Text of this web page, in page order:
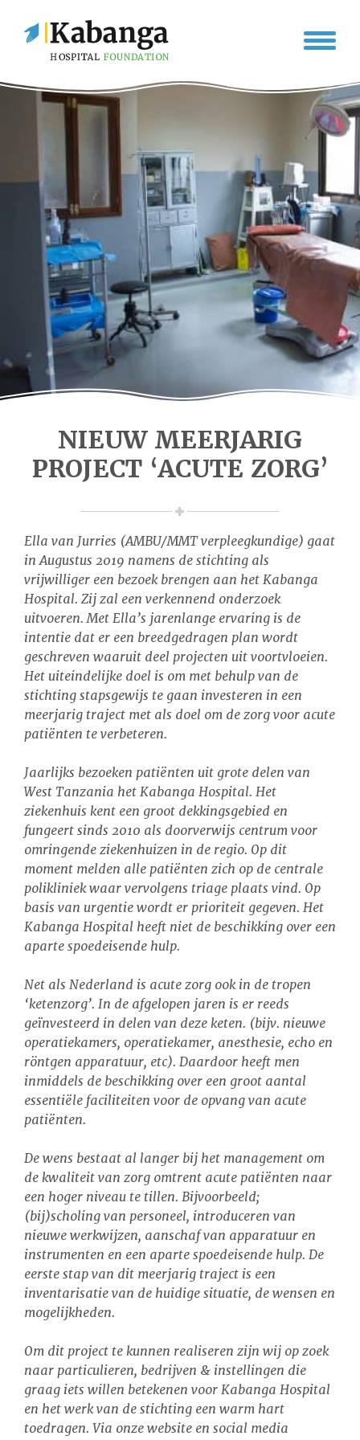
NIEUW MEERJARIG
PROJECT ‘ACUTE ZORG’
Ella van Jurries (AMBU/MMT verpleegkundige) gaat
in Augustus 2019 namens de stichting als
vrijwilliger een bezoek brengen aan het Kabanga
Hospital. Zij zal een verkennend onderzoek
uitvoeren. Met Ella’s jarenlange ervaring is de
intentie dat er een breedgedragen plan wordt
geschreven waaruit deel projecten uit voortvloeien.
Het uiteindelijke doel is om met behulp van de
stichting stapsgewijs te gaan investeren in een
meerjarig traject met als doel om de zorg voor acute
patiënten te verbeteren.
Jaarlijks bezoeken patiënten uit grote delen van
West Tanzania het Kabanga Hospital. Het
ziekenhuis kent een groot dekkingsgebied en
fungeert sinds 2010 als doorverwijs centrum voor
omringende ziekenhuizen in de regio. Op dit
moment melden alle patiënten zich op de centrale
polikliniek waar vervolgens triage plaats vind. Op
basis van urgentie wordt er prioriteit gegeven. Het
Kabanga Hospital heeft niet de beschikking over een
aparte spoedeisende hulp.
Net als Nederland is acute zorg ook in de tropen
‘ketenzorg’. In de afgelopen jaren is er reeds
geïnvesteerd in delen van deze keten. (bijv. nieuwe
operatiekamers, operatiekamer, anesthesie, echo en
röntgen apparatuur, etc). Daardoor heeft men
inmiddels de beschikking over een groot aantal
essentiële faciliteiten voor de opvang van acute
patiënten.
De wens bestaat al langer bij het management om
de kwaliteit van zorg omtrent acute patiënten naar
een hoger niveau te tillen. Bijvoorbeeld;
(bij)scholing van personeel, introduceren van
nieuwe werkwijzen, aanschaf van apparatuur en
instrumenten en een aparte spoedeisende hulp. De
eerste stap van dit meerjarig traject is een
inventarisatie van de huidige situatie, de wensen en
mogelijkheden.
Om dit project te kunnen realiseren zijn wij op zoek
naar particulieren, bedrijven & instellingen die
graag iets willen betekenen voor Kabanga Hospital
en het werk van de stichting een warm hart
toedragen. Via onze website en social media